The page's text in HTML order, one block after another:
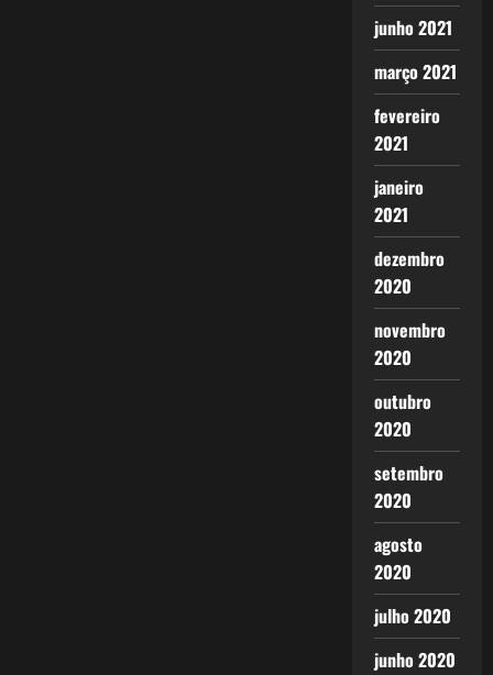
junho 2021
março 2021
fevereiro
2021
janeiro
2021
dezembro
2020
novembro
2020
outubro
2020
setembro
2020
agosto
2020
julho 2020
junho 2020